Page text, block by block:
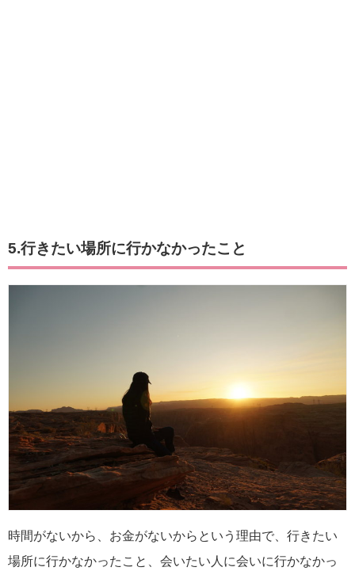
5.行きたい場所に行かなかったこと
時間がないから、お金がないからという理由で、行きたい
場所に行かなかったこと、会いたい人に会いに行かなかっ